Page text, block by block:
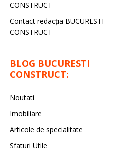
CONSTRUCT
Contact redacţia BUCURESTI
CONSTRUCT
BLOG BUCURESTI
CONSTRUCT:
Noutati
Imobiliare
Articole de specialitate
Sfaturi Utile